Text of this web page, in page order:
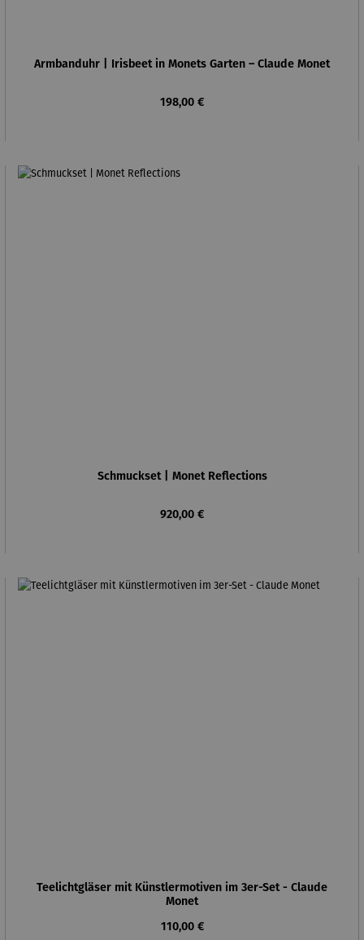
Armbanduhr | Irisbeet in Monets Garten – Claude Monet
Regulärer Preis:
198,00 €
Schmuckset | Monet Reflections
Regulärer Preis:
920,00 €
Teelichtgläser mit Künstlermotiven im 3er-Set - Claude
Monet
Regulärer Preis:
110,00 €